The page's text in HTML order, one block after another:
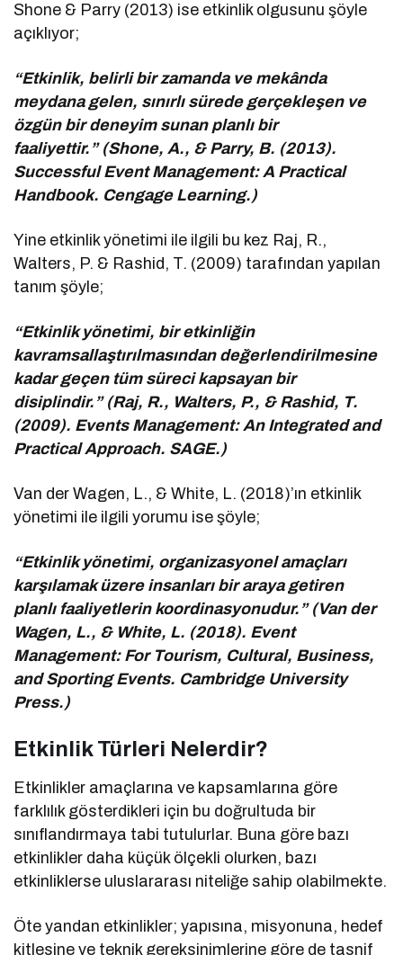
Shone & Parry (2013) ise etkinlik olgusunu şöyle
açıklıyor;
“Etkinlik, belirli bir zamanda ve mekânda
meydana gelen, sınırlı sürede gerçekleşen ve
özgün bir deneyim sunan planlı bir
faaliyettir.” (Shone, A., & Parry, B. (2013).
Successful Event Management: A Practical
Handbook. Cengage Learning.)
Yine etkinlik yönetimi ile ilgili bu kez Raj, R.,
Walters, P. & Rashid, T. (2009) tarafından yapılan
tanım şöyle;
“Etkinlik yönetimi, bir etkinliğin
kavramsallaştırılmasından değerlendirilmesine
kadar geçen tüm süreci kapsayan bir
disiplindir.” (Raj, R., Walters, P., & Rashid, T.
(2009). Events Management: An Integrated and
Practical Approach. SAGE.)
Van der Wagen, L., & White, L. (2018)’ın etkinlik
yönetimi ile ilgili yorumu ise şöyle;
“Etkinlik yönetimi, organizasyonel amaçları
karşılamak üzere insanları bir araya getiren
planlı faaliyetlerin koordinasyonudur.” (Van der
Wagen, L., & White, L. (2018). Event
Management: For Tourism, Cultural, Business,
and Sporting Events. Cambridge University
Press.)
Etkinlik Türleri Nelerdir?
Etkinlikler amaçlarına ve kapsamlarına göre
farklılık gösterdikleri için bu doğrultuda bir
sınıflandırmaya tabi tutulurlar. Buna göre bazı
etkinlikler daha küçük ölçekli olurken, bazı
etkinliklerse uluslararası niteliğe sahip olabilmekte.
Öte yandan etkinlikler; yapısına, misyonuna, hedef
kitlesine ve teknik gereksinimlerine göre de tasnif